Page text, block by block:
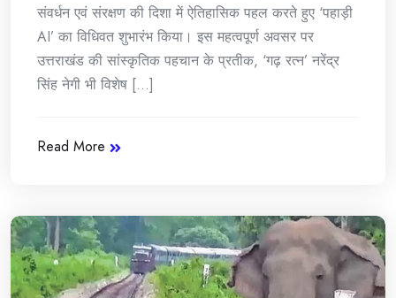
संवर्धन एवं संरक्षण की दिशा में ऐतिहासिक पहल करते हुए ‘पहाड़ी
AI’ का विधिवत शुभारंभ किया। इस महत्वपूर्ण अवसर पर
उत्तराखंड की सांस्कृतिक पहचान के प्रतीक, ‘गढ़ रत्न’ नरेंद्र
सिंह नेगी भी विशेष [...]
Read More